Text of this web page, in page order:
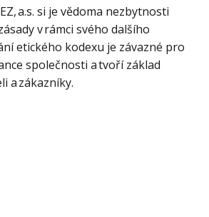
a.s. si je vědoma nezbytnosti
v rámci svého dalšího
etického kodexu je závazné pro
společnosti a tvoří základ
a zákazníky.